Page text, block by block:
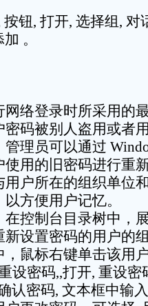
钮, 打开, 选择组,
。
网络登录时所采用的
码被别人盗用或者
理员可以通过
用的旧密码进行重
户所在的组织单位
方便用户记忆。
控制台目录树中，
新设置密码的用户的
鼠标右键单击该用
设密码,,打开, 重设密
认密码, 文本框中输